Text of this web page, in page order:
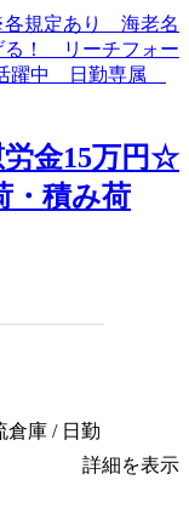
金15万円☆
・積み荷
倉庫 / 日勤
詳細を表示